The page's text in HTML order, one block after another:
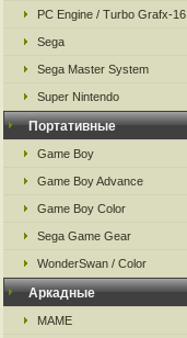
PC Engine / Turbo Grafx-16
Sega
Sega Master System
Super Nintendo
Портативные
Game Boy
Game Boy Advance
Game Boy Color
Sega Game Gear
WonderSwan / Color
Аркадные
MAME